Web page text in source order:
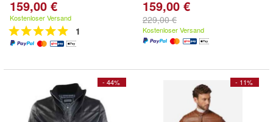
159,00 €
Kostenloser Versand
1
159,00 €
229,00 €
Kostenloser Versand
- 44% - 11%